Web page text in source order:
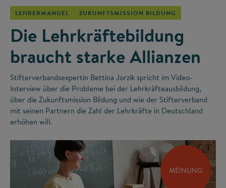
LEHRERMANGEL ZUKUNFTSMISSION BILDUNG
Die Lehrkräftebildung
braucht starke Allianzen
Stifterverbandsexpertin Bettina Jorzik spricht im Video-
Interview über die Probleme bei der Lehrkräfteausbildung,
über die Zukunftsmission Bildung und wie der Stifterverband
mit seinen Partnern die Zahl der Lehrkräfte in Deutschland
erhöhen will.
MEINUNG